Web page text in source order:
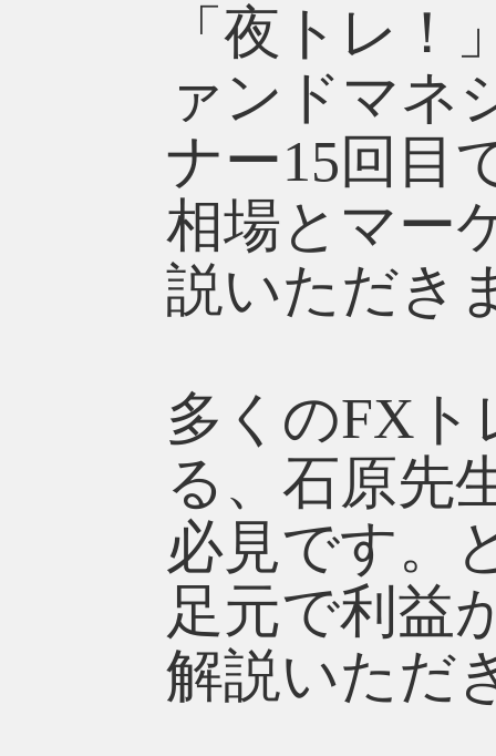
「夜トレ
ァンドマネ
ナー15回目
相場とマー
説いただき
多くのFXト
る、石原先
必見です。
足元で利益
解説いただ